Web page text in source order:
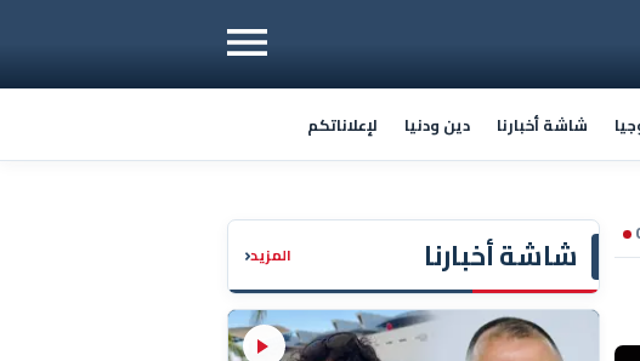
شاشة أخبارنا دين ودنيا لإعلاناتكم
شاشة أخبارنا المزيد‹